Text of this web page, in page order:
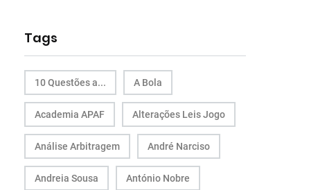
Tags
10 Questões a... A Bola
Academia APAF Alterações Leis Jogo
Análise Arbitragem André Narciso
Andreia Sousa António Nobre